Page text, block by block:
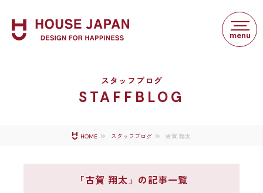
スタッフブログ
STAFFBLOG
HOME スタッフブログ 古賀 翔太
「古賀 翔太」の記事一覧